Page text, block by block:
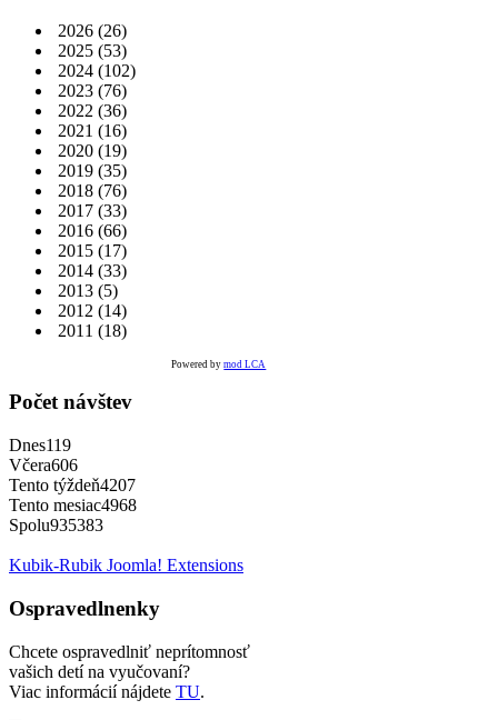
2026 (26)
2025 (53)
2024 (102)
2023 (76)
2022 (36)
2021 (16)
2020 (19)
2019 (35)
2018 (76)
2017 (33)
2016 (66)
2015 (17)
2014 (33)
2013 (5)
2012 (14)
2011 (18)
Powered bymod LCA
Počet návštev
Dnes119
Včera606
Tento týždeň4207
Tento mesiac4968
Spolu935383
Kubik-Rubik Joomla! Extensions
Ospravedlnenky
Chcete ospravedlniť neprítomnosť
vašich detí na vyučovaní?
Viac informácií nájdete TU.